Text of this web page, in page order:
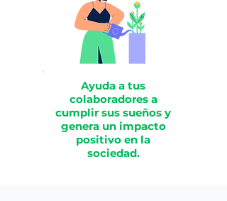
Ayuda a tus
colaboradores a
cumplir sus sueños y
genera un impacto
positivo en la
sociedad.